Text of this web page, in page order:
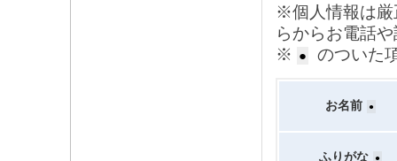
※個人情報は厳
らからお電話
※
● のついた
お名前 ●
ふりがな ●